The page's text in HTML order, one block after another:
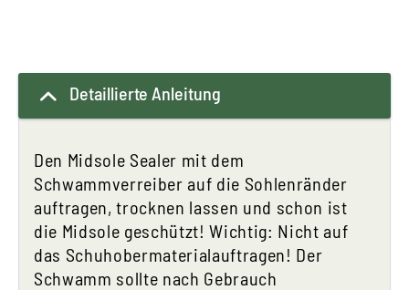
Detaillierte Anleitung
Den Midsole Sealer mit dem
Schwammverreiber auf die Sohlenränder
auftragen, trocknen lassen und schon ist
die Midsole geschützt! Wichtig: Nicht auf
das Schuhobermaterialauftragen! Der
Schwamm sollte nach Gebrauch